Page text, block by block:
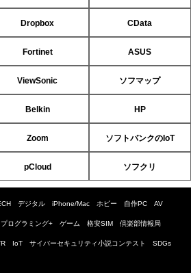
Dropbox CData
Fortinet ASUS
ViewSonic ソフマップ
Belkin HP
Zoom ソフトバンクのIoT
pCloud ソフクリ
デジタル iPhone/Mac ホビー 自作PC AV
プログラミング+ ゲーム 格安SIM 倶楽部情報局
IoT サイバーセキュリティ小説コンテスト SDGs